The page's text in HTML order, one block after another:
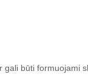
būti formuojami